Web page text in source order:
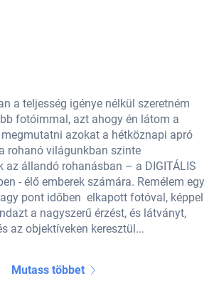
a teljesség igénye nélkül szeretném
fotóimmal, azt ahogy én látom a
azokat a hétköznapi apró
rohanó világunkban szinte
állandó rohanásban – a DIGITÁLIS
- élő emberek számára. Remélem egy
pont időben elkapott fotóval, képpel
a nagyszerű érzést, és látványt,
az objektíveken keresztül...
Mutass többet